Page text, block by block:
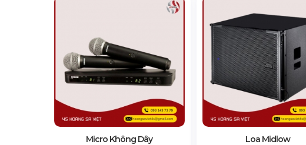
Micro Không Dây Loa Midlow